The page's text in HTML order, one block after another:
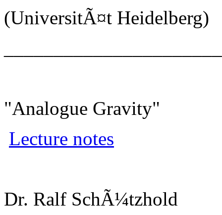
(UniversitÃ¤t Heidelberg)
"Analogue Gravity"
Lecture notes
Dr. Ralf SchÃ¼tzhold